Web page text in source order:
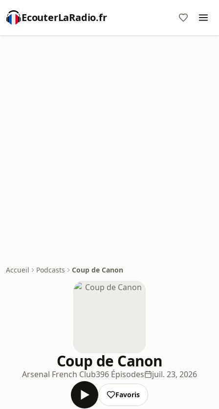
EcouterLaRadio.fr
Accueil Podcasts Coup de Canon
Coup de Canon
Arsenal French Club396 Épisodes juil. 23, 2026
Favoris